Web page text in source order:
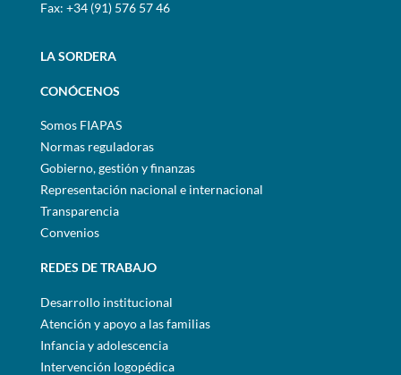
Fax: +34 (91) 576 57 46
LA SORDERA
CONÓCENOS
Somos FIAPAS
Normas reguladoras
Gobierno, gestión y finanzas
Representación nacional e internacional
Transparencia
Convenios
REDES DE TRABAJO
Desarrollo institucional
Atención y apoyo a las familias
Infancia y adolescencia
Intervención logopédica